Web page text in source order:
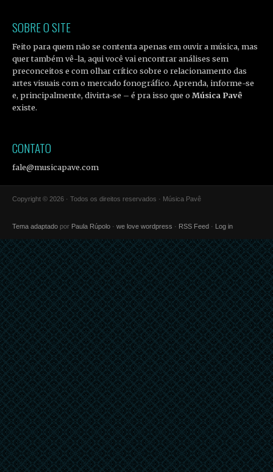
SOBRE O SITE
Feito para quem não se contenta apenas em ouvir a música, mas
quer também vê-la, aqui você vai encontrar análises sem
preconceitos e com olhar crítico sobre o relacionamento das
artes visuais com o mercado fonográfico. Aprenda, informe-se
e, principalmente, divirta-se – é pra isso que oMúsica Pavê
existe.
CONTATO
fale@musicapave.com
Copyright © 2026 · Todos os direitos reservados · Música Pavê
Tema adaptado por Paula Rúpolo · we love wordpress · RSS Feed · Log in